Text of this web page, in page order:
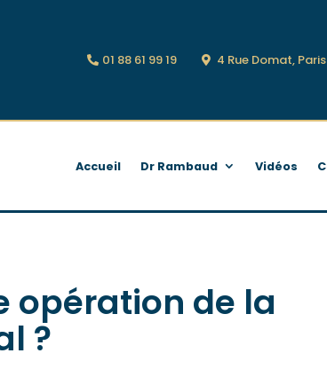
01 88 61 99 19 4 Rue Domat,
Accueil Dr Rambaud Vidéos
opération de la
?